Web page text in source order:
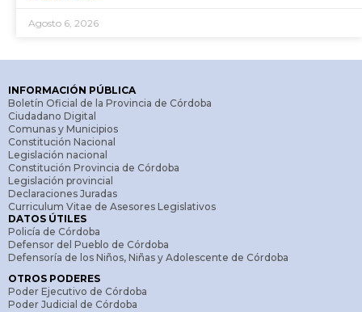
Agosto 6, 2026
INFORMACIÓN PÚBLICA
Boletín Oficial de la Provincia de Córdoba
Ciudadano Digital
Comunas y Municipios
Constitución Nacional
Legislación nacional
Constitución Provincia de Córdoba
Legislación provincial
Declaraciones Juradas
Curriculum Vitae de Asesores Legislativos
DATOS ÚTILES
Policía de Córdoba
Defensor del Pueblo de Córdoba
Defensoría de los Niños, Niñas y Adolescente de Córdoba
OTROS PODERES
Poder Ejecutivo de Córdoba
Poder Judicial de Córdoba